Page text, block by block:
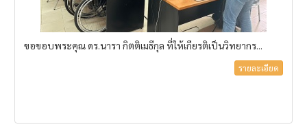
ขอขอบพระคุณ ดร.นารา กิตติเมธีกุล ที่ให้เกียรติเป็นวิทยากร...
รายละเอียด